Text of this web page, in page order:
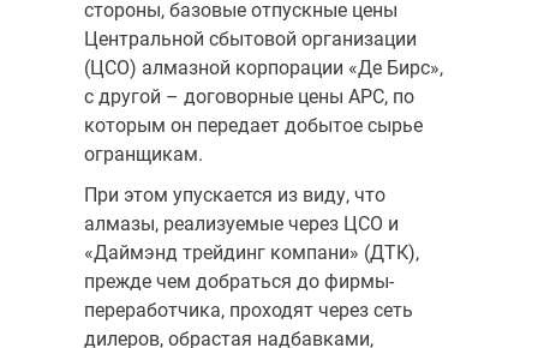
стороны, базовые отпускные цены
Центральной сбытовой организации
(ЦСО) алмазной корпорации «Де Бирс»,
с другой – договорные цены АРС, по
которым он передает добытое сырье
огранщикам.
При этом упускается из виду, что
алмазы, реализуемые через ЦСО и
«Даймэнд трейдинг компани» (ДТК),
прежде чем добраться до фирмы-
переработчика, проходят через сеть
дилеров, обрастая надбавками,